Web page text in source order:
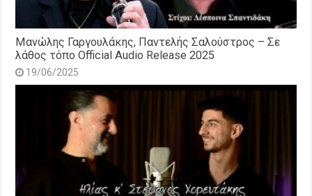
Μανώλης Γαργουλάκης, Παντελής Σαλούστρος – Σε
λάθος τόπο Official Audio Release 2025
19/06/2025